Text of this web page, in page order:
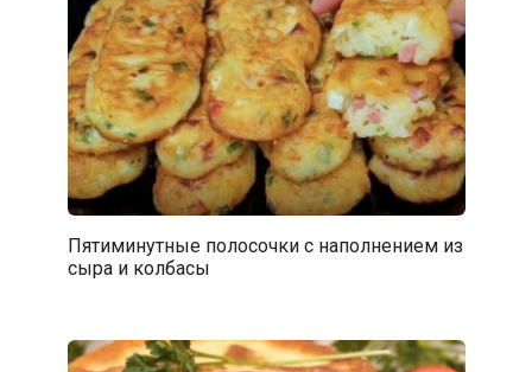
Пятиминутные полосочки с наполнением из
сыра и колбасы